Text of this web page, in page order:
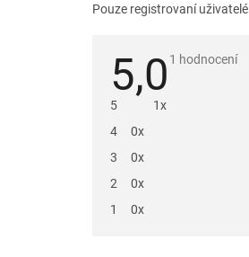
Pouze registrovaní
5,0 Průměrné
1 hodnocení
5
1x
4
0x
3
0x
2
0x
1
0x